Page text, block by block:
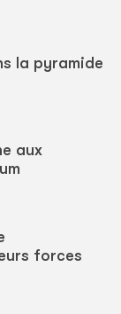
la pyramide
aux
forces